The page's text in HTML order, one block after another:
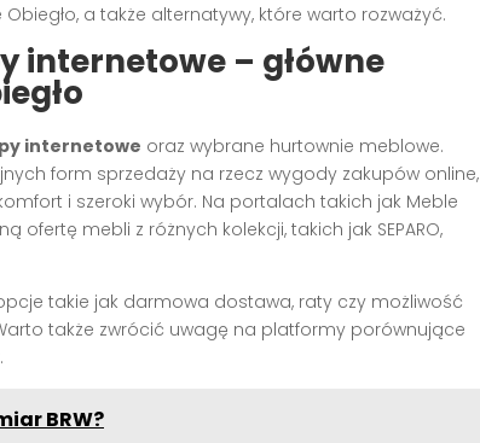
a także alternatywy, które warto rozważyć.
internetowe – główne
internetowe oraz wybrane hurtownie meblowe.
form sprzedaży na rzecz wygody zakupów online,
i szeroki wybór. Na portalach takich jak Meble
ofertę mebli z różnych kolekcji, takich jak SEPARO,
takie jak darmowa dostawa, raty czy możliwość
także zwrócić uwagę na platformy porównujące
BRW?